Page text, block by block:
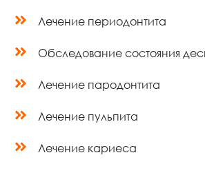
Лечение периодонтита
Обследование состояния
Лечение пародонтита
Лечение пульпита
Лечение кариеса